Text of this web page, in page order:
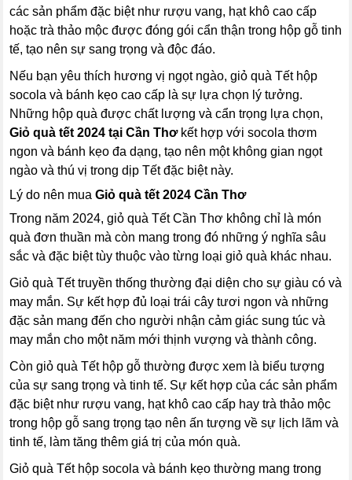
các sản phẩm đặc biệt như rượu vang, hạt khô cao cấp
hoặc trà thảo mộc được đóng gói cẩn thận trong hộp gỗ tinh
tế, tạo nên sự sang trọng và độc đáo.
Nếu bạn yêu thích hương vị ngọt ngào, giỏ quà Tết hộp
socola và bánh kẹo cao cấp là sự lựa chọn lý tưởng.
Những hộp quà được chất lượng và cẩn trọng lựa chọn,
Giỏ quà tết 2024 tại Cần Thơkết hợp với socola thơm
ngon và bánh kẹo đa dạng, tạo nên một không gian ngọt
ngào và thú vị trong dịp Tết đặc biệt này.
Lý do nên muaGiỏ quà tết 2024 Cần Thơ
Trong năm 2024, giỏ quà Tết Cần Thơ không chỉ là món
quà đơn thuần mà còn mang trong đó những ý nghĩa sâu
sắc và đặc biệt tùy thuộc vào từng loại giỏ quà khác nhau.
Giỏ quà Tết truyền thống thường đại diện cho sự giàu có và
may mắn. Sự kết hợp đủ loại trái cây tươi ngon và những
đặc sản mang đến cho người nhận cảm giác sung túc và
may mắn cho một năm mới thịnh vượng và thành công.
Còn giỏ quà Tết hộp gỗ thường được xem là biểu tượng
của sự sang trọng và tinh tế. Sự kết hợp của các sản phẩm
đặc biệt như rượu vang, hạt khô cao cấp hay trà thảo mộc
trong hộp gỗ sang trọng tạo nên ấn tượng về sự lịch lãm và
tinh tế, làm tăng thêm giá trị của món quà.
Giỏ quà Tết hộp socola và bánh kẹo thường mang trong